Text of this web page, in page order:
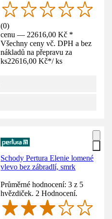
(0)
cenu — 22616,00 Kč *
Všechny ceny vč. DPH a bez
nákladů na přepravu za
ks22616,00 Kč*/ ks
Schody Pertura Elenie lomené
vlevo bez zábradlí, smrk
Průměrné hodnocení: 3 z 5
hvězdiček. 2 Hodnocení.